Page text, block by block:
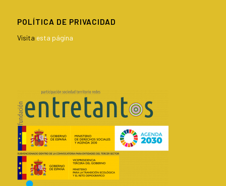
POLÍTICA DE PRIVACIDAD
Visita esta página